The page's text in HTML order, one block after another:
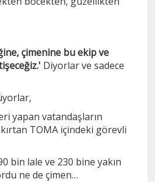
çimenine bu ekip ve
Diyorlar ve sadece
yapan vatandaşların
TOMA içindeki görevli
bin lale ve 230 bine yakın
ne de çimen…